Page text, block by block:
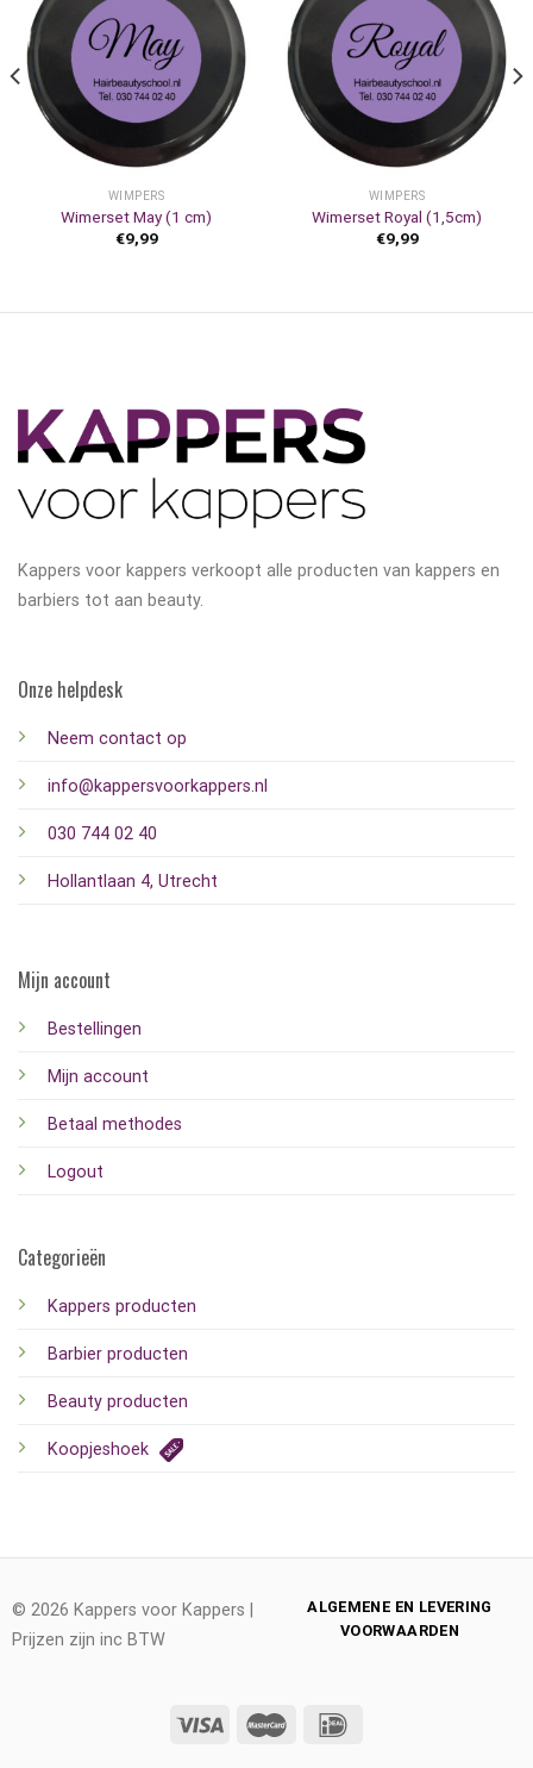
WIMPERS
Wimerset May (1 cm)
€9,99
WIMPERS
Wimerset Royal (1,5cm)
€9,99
Kappers voor kappers verkoopt alle producten van kappers en
barbiers tot aan beauty.
Onze helpdesk
Neem contact op
info@kappersvoorkappers.nl
030 744 02 40
Hollantlaan 4, Utrecht
Mijn account
Bestellingen
Mijn account
Betaal methodes
Logout
Categorieën
Kappers producten
Barbier producten
Beauty producten
Koopjeshoek
© 2026 Kappers voor Kappers |
Prijzen zijn inc BTW
ALGEMENE EN LEVERING
VOORWAARDEN